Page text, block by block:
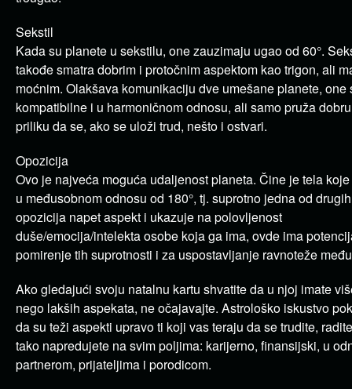
Sekstil
Kada su planete u sekstilu, one zauzimaju ugao od 60°.
takođe smatra dobrim i protočnim aspektom kao trigon, ali
moćnim. Olakšava komunikaciju dve umešane planete, one
kompatibilne i u harmoničnom odnosu, ali samo pruža
priliku da se, ako se uloži trud, nešto i ostvari.
Opozicija
Ovo je najveća moguća udaljenost planeta. Čine je tela
u međusobnom odnosu od 180°, tj. suprotno jedna od
opozicija napet aspekt i ukazuje na polovljenost
duše/emocija/intelekta osobe koja ga ima, ovde ima
pomirenje tih suprotnosti i za uspostavljanje ravnoteže
Ako gledajući svoju natalnu kartu shvatite da u njoj imate
nego lakših aspekata, ne očajavajte. Astrološko iskustvo
da su teži aspekti upravo ti koji vas teraju da se trudite,
tako napredujete na svim poljima: karijerno, finansijski, u
partnerom, prijateljima i porodicom.